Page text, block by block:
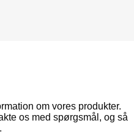
om vores produkter.
os med spørgsmål, og så